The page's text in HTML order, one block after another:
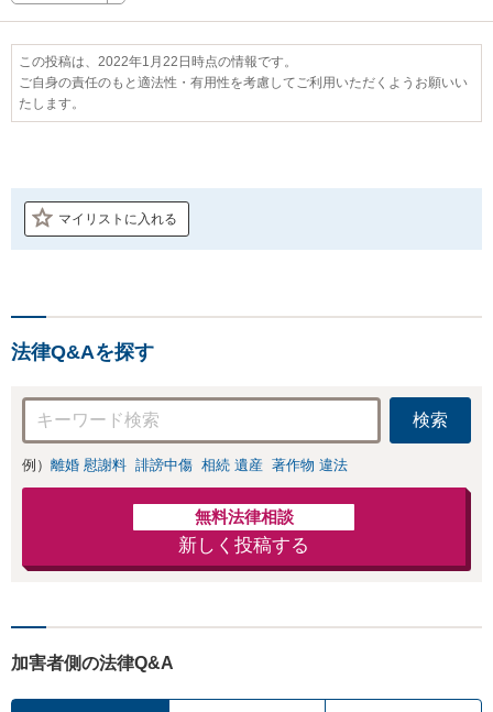
この投稿は、2022年1月22日時点の情報です。
ご自身の責任のもと適法性・有用性を考慮してご利用いただくようお願いい
たします。
マイリストに入れる
法律Q&Aを探す
検索
例） 離婚 慰謝料 誹謗中傷 相続 遺産 著作物 違法
無料法律相談
新しく投稿する
加害者側の法律Q&A